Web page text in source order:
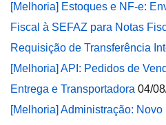
[Melhoria] Estoques e NF-e:
Fiscal à SEFAZ para Notas
Requisição de Transferência
[Melhoria] API: Pedidos de
Entrega e Transportadora 04/
[Melhoria] Administração: